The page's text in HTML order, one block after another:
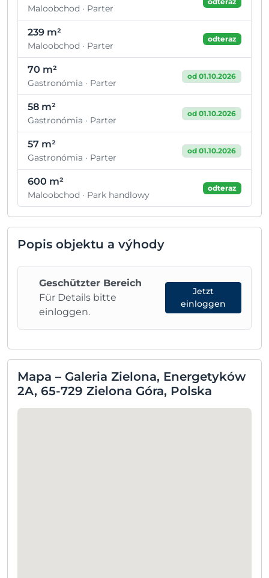
Maloobchod · Parter
239 m²
Maloobchod · Parter
odteraz
70 m²
Gastronómia · Parter
od 01.10.2026
58 m²
Gastronómia · Parter
od 01.10.2026
57 m²
Gastronómia · Parter
od 01.10.2026
600 m²
Maloobchod · Park handlowy
odteraz
Popis objektu a výhody
Geschützter Bereich
Für Details bitte
einloggen.
Jetzt
einloggen
Mapa – Galeria Zielona, Energetyków
2A, 65-729 Zielona Góra, Polska